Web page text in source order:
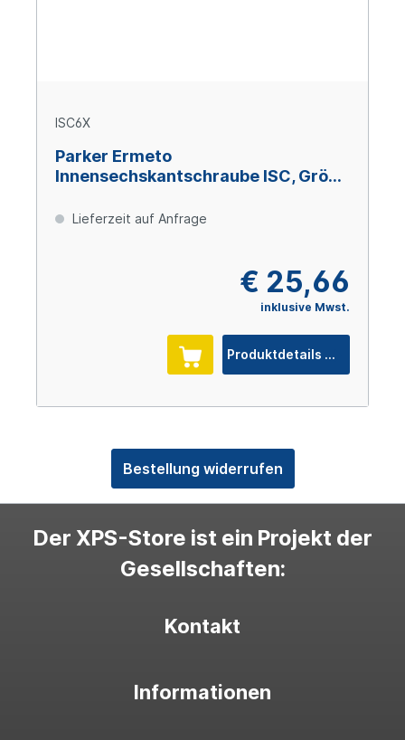
ISC6X
Parker Ermeto
Innensechskantschraube ISC, Größe
freiLieferzeit auf Anfrage
€ 25,66
inklusive Mwst.
Produktdetails
Bestellung widerrufen
Der XPS-Store ist ein Projekt der
Gesellschaften:
Kontakt
Informationen